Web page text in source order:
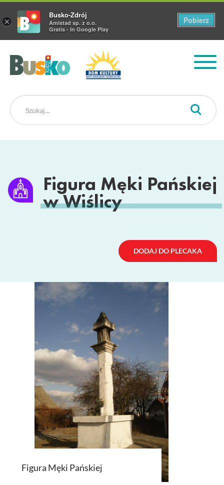
Busko Zdrój
Figura Męki Pańskiej
w Wiślicy
DODAJ DO PLECAKA
Figura Męki Pańskiej
×
Busko-Zdrój
Amistad sp. z o.o.
Gratis - In Google Play
Pobierz